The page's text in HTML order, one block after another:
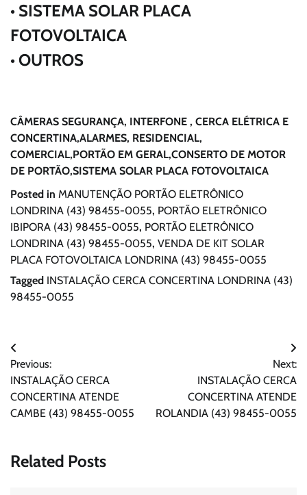
• SISTEMA SOLAR PLACA
FOTOVOLTAICA
• OUTROS
CÂMERAS SEGURANÇA, INTERFONE , CERCA ELÉTRICA E
CONCERTINA,ALARMES, RESIDENCIAL,
COMERCIAL,PORTÃO EM GERAL,CONSERTO DE MOTOR
DE PORTÃO,SISTEMA SOLAR PLACA FOTOVOLTAICA
Posted in MANUTENÇÃO PORTÃO ELETRÔNICO
LONDRINA (43) 98455-0055, PORTÃO ELETRÔNICO
IBIPORA (43) 98455-0055, PORTÃO ELETRÔNICO
LONDRINA (43) 98455-0055, VENDA DE KIT SOLAR
PLACA FOTOVOLTAICA LONDRINA (43) 98455-0055
Tagged INSTALAÇÃO CERCA CONCERTINA LONDRINA (43)
98455-0055
Navegação
de
artigos
Previous:
INSTALAÇÃO CERCA
CONCERTINA ATENDE
CAMBE (43) 98455-0055
Next:
INSTALAÇÃO CERCA
CONCERTINA ATENDE
ROLANDIA (43) 98455-0055
Related Posts